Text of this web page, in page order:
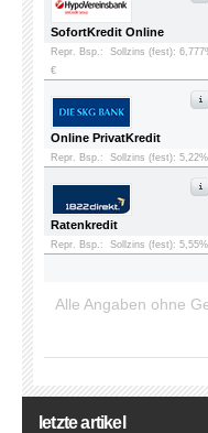
SofortKredit Online
Repr. Bsp.: Sollzins (fest):
€
Online PrivatKredit
Repr. Bsp.: Sollzins (fest):
Ratenkredit
Repr. Bsp.: Sollzins (fest):
Alle Angaben ohne
letzte artikel